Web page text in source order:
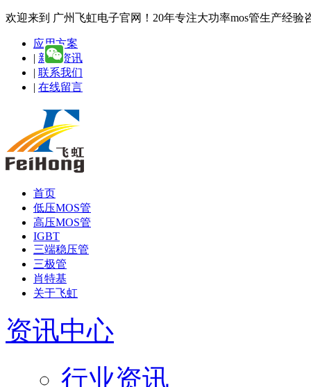
欢迎来到 广州飞虹电子官网！20年专注大功率mos管生产经验
应用方案
| 新闻资讯
| 联系我们
| 在线留言
首页
低压MOS管
高压MOS管
IGBT
三端稳压管
三极管
肖特基
关于飞虹
资讯中心
行业资讯